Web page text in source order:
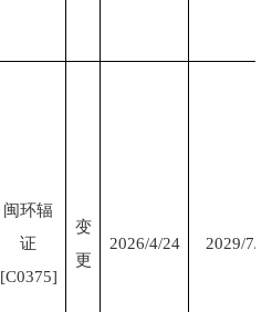
闽环辐
证
[C0375]
变
更
2026/4/24 2029/7/